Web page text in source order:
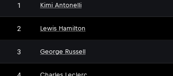
1 Kimi Antonelli
2 Lewis Hamilton
3 George Russell